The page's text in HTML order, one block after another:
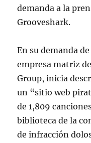
demanda a la
Grooveshark.
En su demanda
empresa matriz
Group, inicia
un “sitio web
de 1,809
biblioteca de la
de infracción